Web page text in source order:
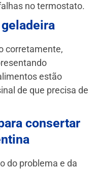
no termostato.
corretamente,
estão
de que precisa de
consertar
do problema e da